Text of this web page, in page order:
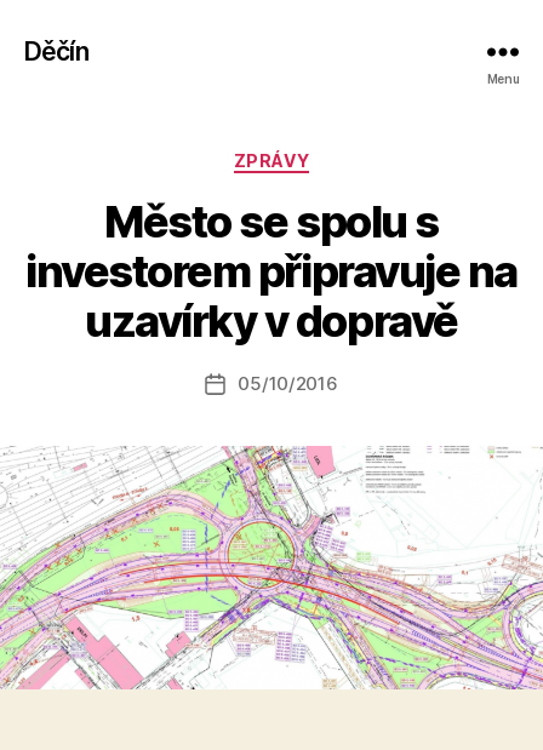
Děčín
Menu
Rubriky
ZPRÁVY
Město se spolu s
investorem připravuje na
uzavírky v dopravě
Autor
příspěvku
A
u
t
o
a
s
o
Datum
05/10/2016